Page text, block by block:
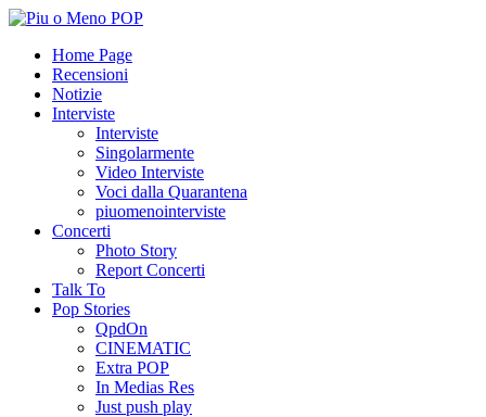
Home Page
Recensioni
Notizie
Interviste
Interviste
Singolarmente
Video Interviste
Voci dalla Quarantena
piuomenointerviste
Concerti
Photo Story
Report Concerti
Talk To
Pop Stories
QpdOn
CINEMATIC
Extra POP
In Medias Res
Just push play